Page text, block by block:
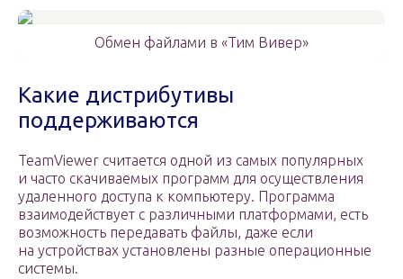
Обмен файлами в «Тим Вивер»
Какие дистрибутивы
поддерживаются
TeamViewer считается одной из самых популярных
и часто скачиваемых программ для осуществления
удаленного доступа к компьютеру. Программа
взаимодействует с различными платформами, есть
возможность передавать файлы, даже если
на устройствах установлены разные операционные
системы.